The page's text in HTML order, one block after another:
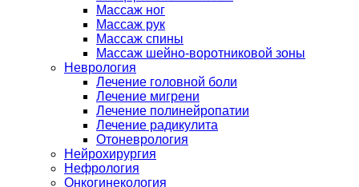
Массаж ног
Массаж рук
Массаж спины
Массаж шейно-воротниковой зоны
Неврология
Лечение головной боли
Лечение мигрени
Лечение полинейропатии
Лечение радикулита
Отоневрология
Нейрохирургия
Нефрология
Онкогинекология